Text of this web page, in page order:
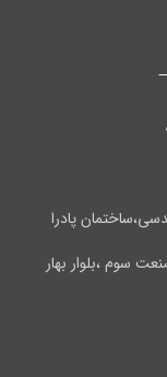
پادرا
سوم ،بلوار بهار